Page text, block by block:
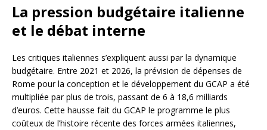
La pression budgétaire italienne
et le débat interne
Les critiques italiennes s’expliquent aussi par la dynamique
budgétaire. Entre 2021 et 2026, la prévision de dépenses de
Rome pour la conception et le développement du GCAP a été
multipliée par plus de trois, passant de 6 à 18,6 milliards
d’euros. Cette hausse fait du GCAP le programme le plus
coûteux de l’histoire récente des forces armées italiennes,